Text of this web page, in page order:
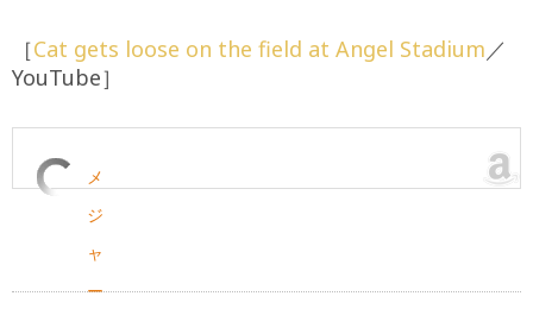
［Cat gets loose on the field at Angel Stadium ／
YouTube］
メ
ジ
ャ
ー